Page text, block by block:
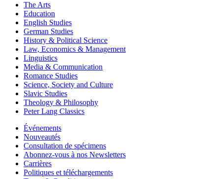
The Arts
Education
English Studies
German Studies
History & Political Science
Law, Economics & Management
Linguistics
Media & Communication
Romance Studies
Science, Society and Culture
Slavic Studies
Theology & Philosophy
Peter Lang Classics
Événements
Nouveautés
Consultation de spécimens
Abonnez-vous à nos Newsletters
Carrières
Politiques et téléchargements